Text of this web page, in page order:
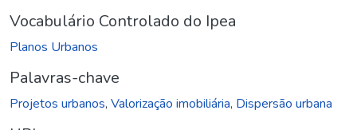
Vocabulário Controlado do Ipea
Planos Urbanos
Palavras-chave
Projetos urbanos, Valorização imobiliária, Dispersão urbana